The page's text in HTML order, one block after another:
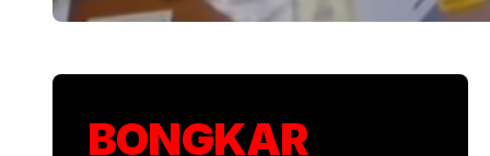
Polisi Usut
BONGKAR